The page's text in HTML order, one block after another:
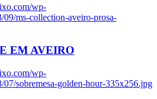
wp-
09/ms-collection-aveiro-prosa-
EM AVEIRO
wp-
07/sobremesa-golden-hour-335x256.jpg